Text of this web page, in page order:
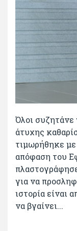
Όλοι συζητάνε
άτυχης
τιμωρήθηκε
απόφαση του
για να
ιστορία είναι
να βγαίνει...